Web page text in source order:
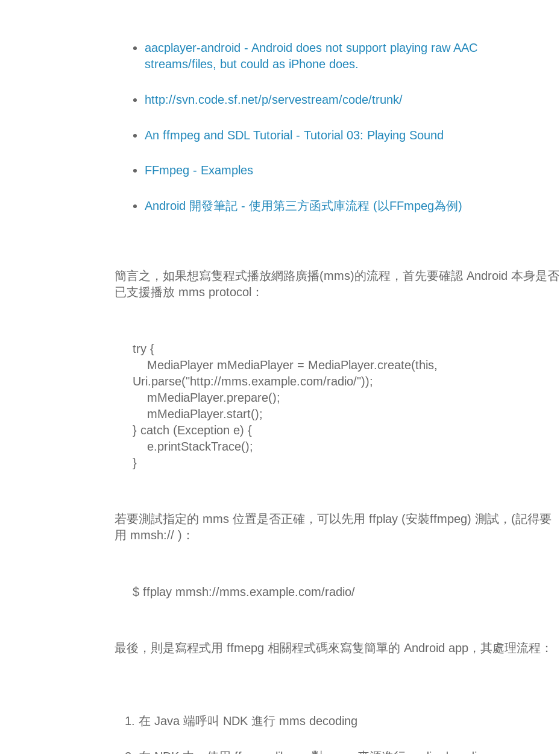
aacplayer-android - Android does not support playing raw AAC
streams/files, but could as iPhone does.
http://svn.code.sf.net/p/servestream/code/trunk/
An ffmpeg and SDL Tutorial - Tutorial 03: Playing Sound
FFmpeg - Examples
Android 開發筆記 - 使用第三方函式庫流程 (以FFmpeg為例)
簡言之，如果想寫隻程式播放網路廣播(mms)的流程，首先要確認 Android 本身是否
已支援播放 mms protocol：
try {
MediaPlayer mMediaPlayer = MediaPlayer.create(this,
Uri.parse("http://mms.example.com/radio/"));
mMediaPlayer.prepare();
mMediaPlayer.start();
} catch (Exception e) {
e.printStackTrace();
}
若要測試指定的 mms 位置是否正確，可以先用 ffplay (安裝ffmpeg) 測試，(記得要
用 mmsh:// )：
$ ffplay mmsh://mms.example.com/radio/
最後，則是寫程式用 ffmepg 相關程式碼來寫隻簡單的 Android app，其處理流程：
在 Java 端呼叫 NDK 進行 mms decoding